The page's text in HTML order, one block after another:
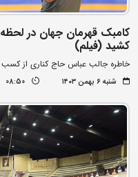
کامبک قهرمان جهان در
کشید (فیلم)
خاطره جالب عباس حاج کناری از کسب
شنبه ۶ بهمن ۱۴۰۳ 08:50